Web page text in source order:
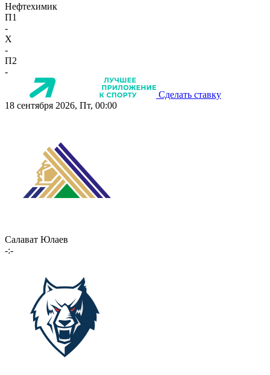
Нефтехимик
П1
-
X
-
П2
-
Сделать ставку
18 сентября 2026, Пт, 00:00
Салават Юлаев
-:-